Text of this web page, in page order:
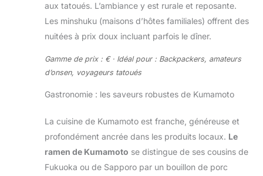
aux tatoués. L’ambiance y est rurale et reposante.
Les minshuku (maisons d’hôtes familiales) offrent des
nuitées à prix doux incluant parfois le dîner.
Gamme de prix : € · Idéal pour : Backpackers, amateurs
d’onsen, voyageurs tatoués
Gastronomie : les saveurs robustes de Kumamoto
La cuisine de Kumamoto est franche, généreuse et
profondément ancrée dans les produits locaux. Le
ramen de Kumamoto se distingue de ses cousins de
Fukuoka ou de Sapporo par un bouillon de porc